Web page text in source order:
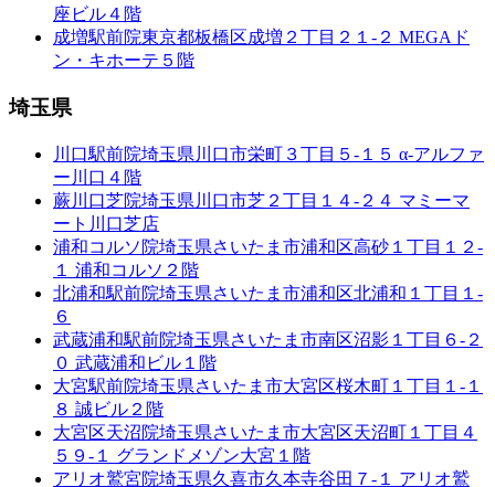
座ビル４階
成増駅前院東京都板橋区成増２丁目２１-２ MEGAド
ン・キホーテ５階
埼玉県
川口駅前院埼玉県川口市栄町３丁目５-１５ α-アルファ
ー川口４階
蕨川口芝院埼玉県川口市芝２丁目１４-２４ マミーマ
ート川口芝店
浦和コルソ院埼玉県さいたま市浦和区高砂１丁目１２-
１ 浦和コルソ２階
北浦和駅前院埼玉県さいたま市浦和区北浦和１丁目１-
６
武蔵浦和駅前院埼玉県さいたま市南区沼影１丁目６-２
０ 武蔵浦和ビル１階
大宮駅前院埼玉県さいたま市大宮区桜木町１丁目１-１
８ 誠ビル２階
大宮区天沼院埼玉県さいたま市大宮区天沼町１丁目４
５９-１ グランドメゾン大宮１階
アリオ鷲宮院埼玉県久喜市久本寺谷田７-１ アリオ鷲